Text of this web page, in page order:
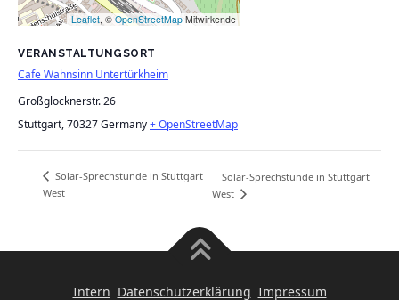
VERANSTALTUNGSORT
Cafe Wahnsinn Untertürkheim
Großglocknerstr. 26
Stuttgart,70327Germany+ OpenStreetMap
Leaflet, ©OpenStreetMap Mitwirkende
Solar-Sprechstunde in Stuttgart
West
Solar-Sprechstunde in Stuttgart
West
Intern Datenschutzerklärung Impressum